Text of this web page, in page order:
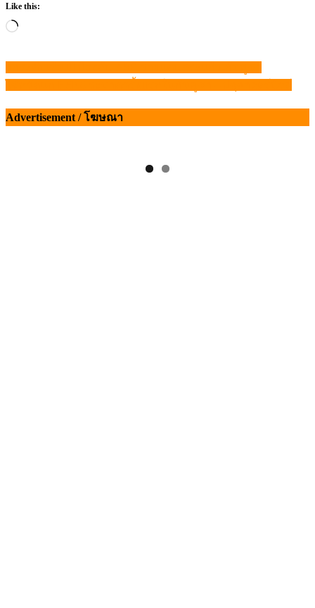
Like this:
Loading…
แนะแนว
Advertisement / โฆษณา